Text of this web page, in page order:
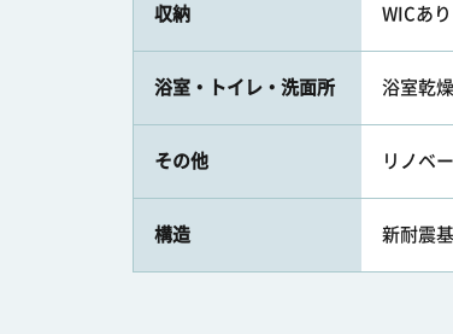
収納 WICあり
浴室・トイレ・洗面所 浴室乾
その他 リノベ
構造 新耐震